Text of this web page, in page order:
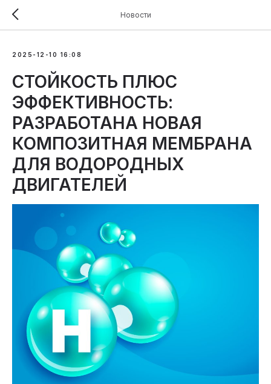
Новости
2025-12-10 16:08
СТОЙКОСТЬ ПЛЮС
ЭФФЕКТИВНОСТЬ:
РАЗРАБОТАНА НОВАЯ
КОМПОЗИТНАЯ МЕМБРАНА
ДЛЯ ВОДОРОДНЫХ
ДВИГАТЕЛЕЙ